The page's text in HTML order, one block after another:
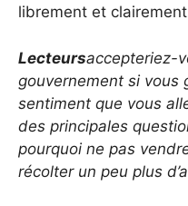
librement et
Lecteursaccepteriez-
gouvernement si vous
sentiment que vous
des principales
pourquoi ne pas
récolter un peu plus